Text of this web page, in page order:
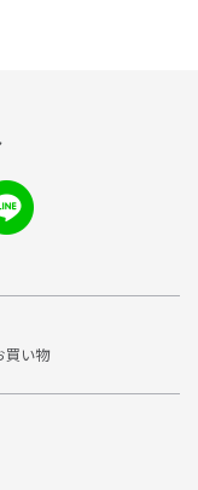
買い物